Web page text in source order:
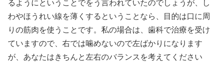
るようにということでをう言われていたのでしょうが、し
わやほうれい線を薄くするということなら、目的は口に周
りの筋肉を使うことです。私の場合は、歯科で治療を受け
ていますので、右では噛めないので左ばかりになります
が、あなたはきちんと左右のバランスを考えてください